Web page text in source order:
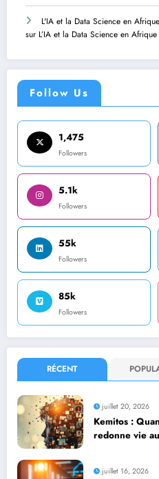
L'IA et la Data Science en
sur L’IA et la Data Science en
Follow Us
1,475
Followers
5.1k
Followers
55k
Followers
85k
Followers
RÉCENT
juillet 20, 2026
Kemitos :
redonne vie
juillet 16, 2026